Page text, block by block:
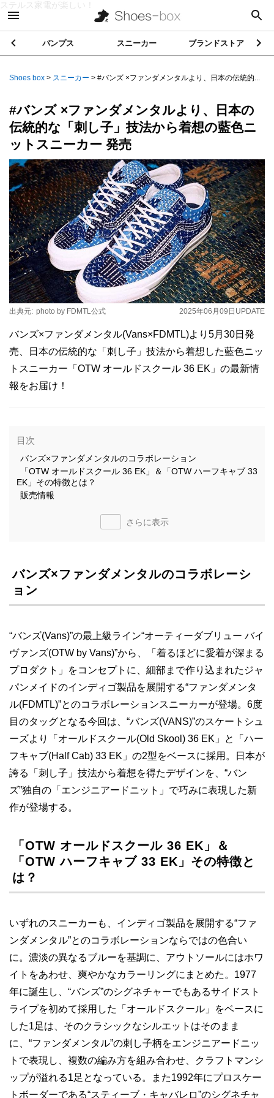
ステルス家電が楽しい！
パンプス スニーカー ブランドストア
Shoes box > スニーカー > #バンズ ×ファンダメンタルより、日本の伝統的...
#バンズ ×ファンダメンタルより、日本の
伝統的な「刺し子」技法から着想の藍色ニ
ットスニーカー 発売
2025年06月09日 UPDATE
出典元: photo by FDMTL公式
バンズ×ファンダメンタル(Vans×FDMTL)より5月30日発
売、日本の伝統的な「刺し子」技法から着想した藍色ニッ
トスニーカー「OTW オールドスクール 36 EK」の最新情
報をお届け！
目次
バンズ×ファンダメンタルのコラボレーション
「OTW オールドスクール 36 EK」＆「OTW ハーフキャブ 33
EK」その特徴とは？
販売情報
さらに表示
バンズ×ファンダメンタルのコラボレーシ
ョン
“バンズ(Vans)”の最上級ライン“オーティーダブリュー バイ
ヴァンズ(OTW by Vans)”から、「着るほどに愛着が深まる
プロダクト」をコンセプトに、細部まで作り込まれたジャ
パンメイドのインディゴ製品を展開する“ファンダメンタ
ル(FDMTL)”とのコラボレーションスニーカーが登場。6度
目のタッグとなる今回は、“バンズ(VANS)”のスケートシュ
ーズより「オールドスクール(Old Skool) 36 EK」と「ハー
フキャブ(Half Cab) 33 EK」の2型をベースに採用。日本が
誇る「刺し子」技法から着想を得たデザインを、“バン
ズ”独自の「エンジニアードニット」で巧みに表現した新
作が登場する。
「OTW オールドスクール 36 EK」＆
「OTW ハーフキャブ 33 EK」その特徴と
は？
いずれのスニーカーも、インディゴ製品を展開する“ファ
ンダメンタル”とのコラボレーションならではの色合い
に。濃淡の異なるブルーを基調に、アウトソールにはホワ
イトをあわせ、爽やかなカラーリングにまとめた。1977
年に誕生し、“バンズ”のシグネチャーでもあるサイドスト
ライプを初めて採用した「オールドスクール」をベースに
した1足は、そのクラシックなシルエットはそのまま
に、“ファンダメンタル”の刺し子柄をエンジニアードニッ
トで表現し、複数の編み方を組み合わせ、クラフトマンシ
ップが溢れる1足となっている。また1992年にプロスケー
トボーダーである“スティーブ・キャバレロ”のシグネチャ